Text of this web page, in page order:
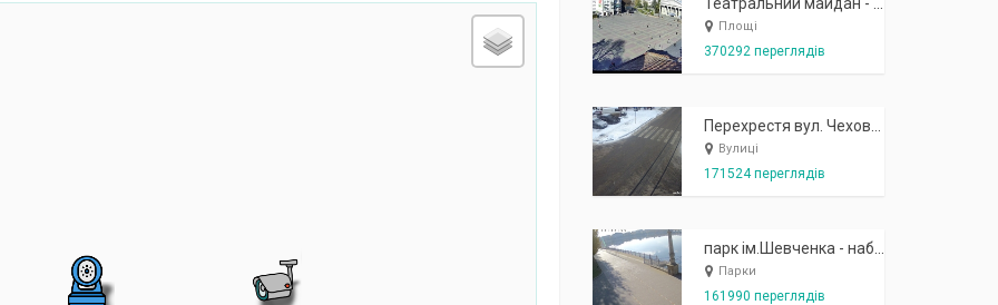
Площі
370292 переглядів
Вулиці
171524 переглядів
Парки
161990 переглядів